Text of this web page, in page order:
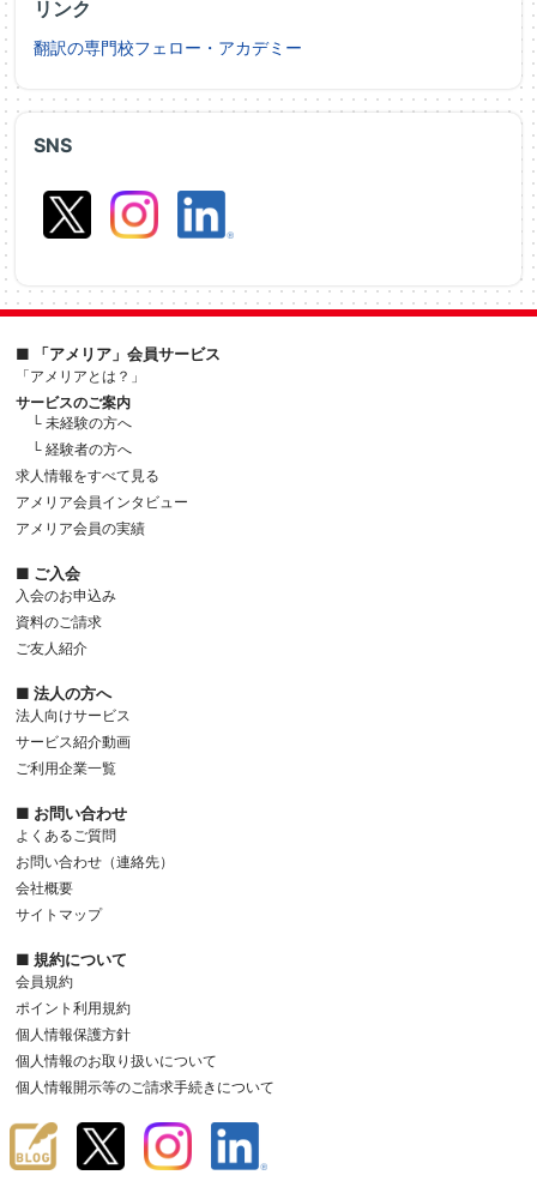
SNS
リンク
翻訳の専門校フェロー・アカデミー
■ 「アメリア」会員サービス
「アメリアとは？」
サービスのご案内
└ 未経験の方へ
└ 経験者の方へ
求人情報をすべて見る
アメリア会員インタビュー
アメリア会員の実績
■ ご入会
入会のお申込み
資料のご請求
ご友人紹介
■ 法人の方へ
法人向けサービス
サービス紹介動画
ご利用企業一覧
■ お問い合わせ
よくあるご質問
お問い合わせ（連絡先）
会社概要
サイトマップ
■ 規約について
会員規約
ポイント利用規約
個人情報保護方針
個人情報のお取り扱いについて
個人情報開示等のご請求手続きについて